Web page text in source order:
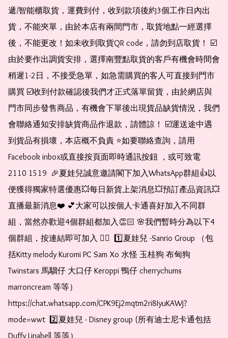
遞/智能櫃取貨，運費到付，收到款項後約3個工作日內出
貨，不能夾單，由於本店有兩間門市，取貨地點一經選擇
後，不能更改！如未收到取貨QR code，請勿到店取貨！ ☑️
由於要作出調貨安排，選擇南豐點取貨的客戶有機會時間會
稍遲1-2日，不接受急單，如急需購買的客人可直接到門市
購買 ☑️收到付款確認後我們才正式落單留貨，由於網店與
門市同步發售商品，有機會下單後出現貨品缺貨情況，我們
會聯絡通知安排缺貨商品作退款，請體諒！ ☑️運送途中遇
到貨品有損壞，本店概不負責 ⭐️如要聯絡查詢，請用
Facebook inbox或直接按頁面即時通訊按鈕 ，或可致電
2110 1519  🎉夏娃兒誠意邀請閣下加入WhatsApp群組👍以
便獲得獨家特選優惠💥每日新貨上架消息💥預訂產品資訊💥
直播最新消息❤️ 💕大家可以按個人卡通喜好加入不同群
組，當然亦歡迎4個群組都加入👏🏻 🌸我們暫時分為以下4
個群組，按連結即可加入 👇🏻  1️⃣夏娃兒 -Sanrio Group （包
括Kitty melody Kuromi PC Sam Xo 水怪 玉桂狗 布甸狗
Twinstars 馬騮仔 大口仔 Keroppi 鴨仔 cherrychums
marroncream 等等）
https://chat.whatsapp.com/CPK9Ej2mqtm2ri8IyuKAWj?
mode=wwt  2️⃣夏娃兒 - Disney group (所有迪士尼卡通包括
Duffy Linabell 等等）